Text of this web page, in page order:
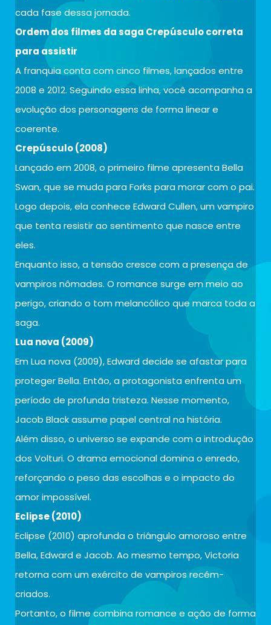
cada fase dessa jornada.
Ordem dos filmes da saga Crepúsculo correta
para assistir
A franquia conta com cinco filmes, lançados entre
2008 e 2012. Seguindo essa linha, você acompanha a
evolução dos personagens de forma linear e
coerente.
Crepúsculo (2008)
Lançado em 2008, o primeiro filme apresenta Bella
Swan, que se muda para Forks para morar com o pai.
Logo depois, ela conhece Edward Cullen, um vampiro
que tenta resistir ao sentimento que nasce entre
eles.
Enquanto isso, a tensão cresce com a presença de
vampiros nômades. O romance surge em meio ao
perigo, criando o tom melancólico que marca toda a
saga.
Lua nova (2009)
Em Lua nova (2009), Edward decide se afastar para
proteger Bella. Então, a protagonista enfrenta um
período de profunda tristeza. Nesse momento,
Jacob Black assume papel central na história.
Além disso, o universo se expande com a introdução
dos Volturi. O drama emocional domina o enredo,
reforçando o peso das escolhas e o impacto do
amor impossível.
Eclipse (2010)
Eclipse (2010) aprofunda o triângulo amoroso entre
Bella, Edward e Jacob. Ao mesmo tempo, Victoria
retorna com um exército de vampiros recém-
criados.
Portanto, o filme combina romance e ação de forma